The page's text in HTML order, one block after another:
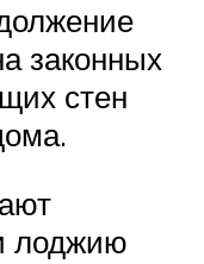
законных
стен
лоджию